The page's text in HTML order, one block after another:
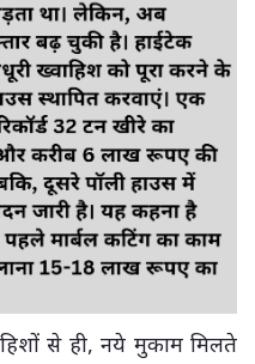
से ही, नये मुकाम मिलते